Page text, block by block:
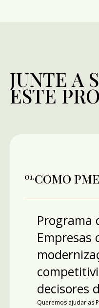
JUNTE A
ESTE
01.COMO PME
Programa
Empresas
decisores
Queremos ajudar as